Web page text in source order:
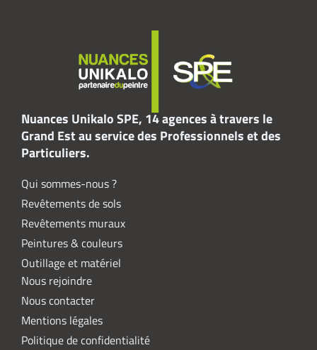
Nuances Unikalo SPE, 14 agences à travers le
Grand Est au service des Professionnels et des
Particuliers.
Qui sommes-nous ?
Revêtements de sols
Revêtements muraux
Peintures & couleurs
Outillage et matériel
Nous rejoindre
Nous contacter
Mentions légales
Politique de confidentialité